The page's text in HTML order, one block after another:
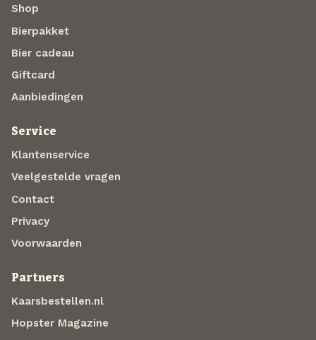
Shop
Bierpakket
Bier cadeau
Giftcard
Aanbiedingen
Service
Klantenservice
Veelgestelde vragen
Contact
Privacy
Voorwaarden
Partners
Kaarsbestellen.nl
Hopster Magazine